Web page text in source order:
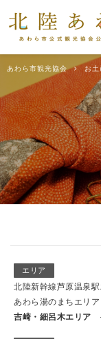
あわら市観光協会 お土
エリア
北陸新幹線芦原温泉駅
あわら湯のまちエリア
吉崎・細呂木エリア